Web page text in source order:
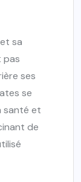
sa
pas
ses
se
santé et
de